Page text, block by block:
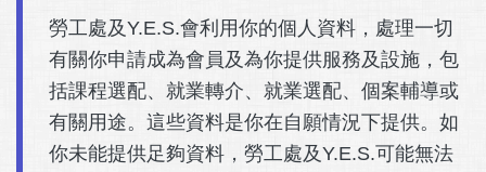
勞工處及Y.E.S.會利用你的個人資料，處理一切
有關你申請成為會員及為你提供服務及設施，包
括課程選配、就業轉介、就業選配、個案輔導或
有關用途。這些資料是你在自願情況下提供。如
你未能提供足夠資料，勞工處及Y.E.S.可能無法